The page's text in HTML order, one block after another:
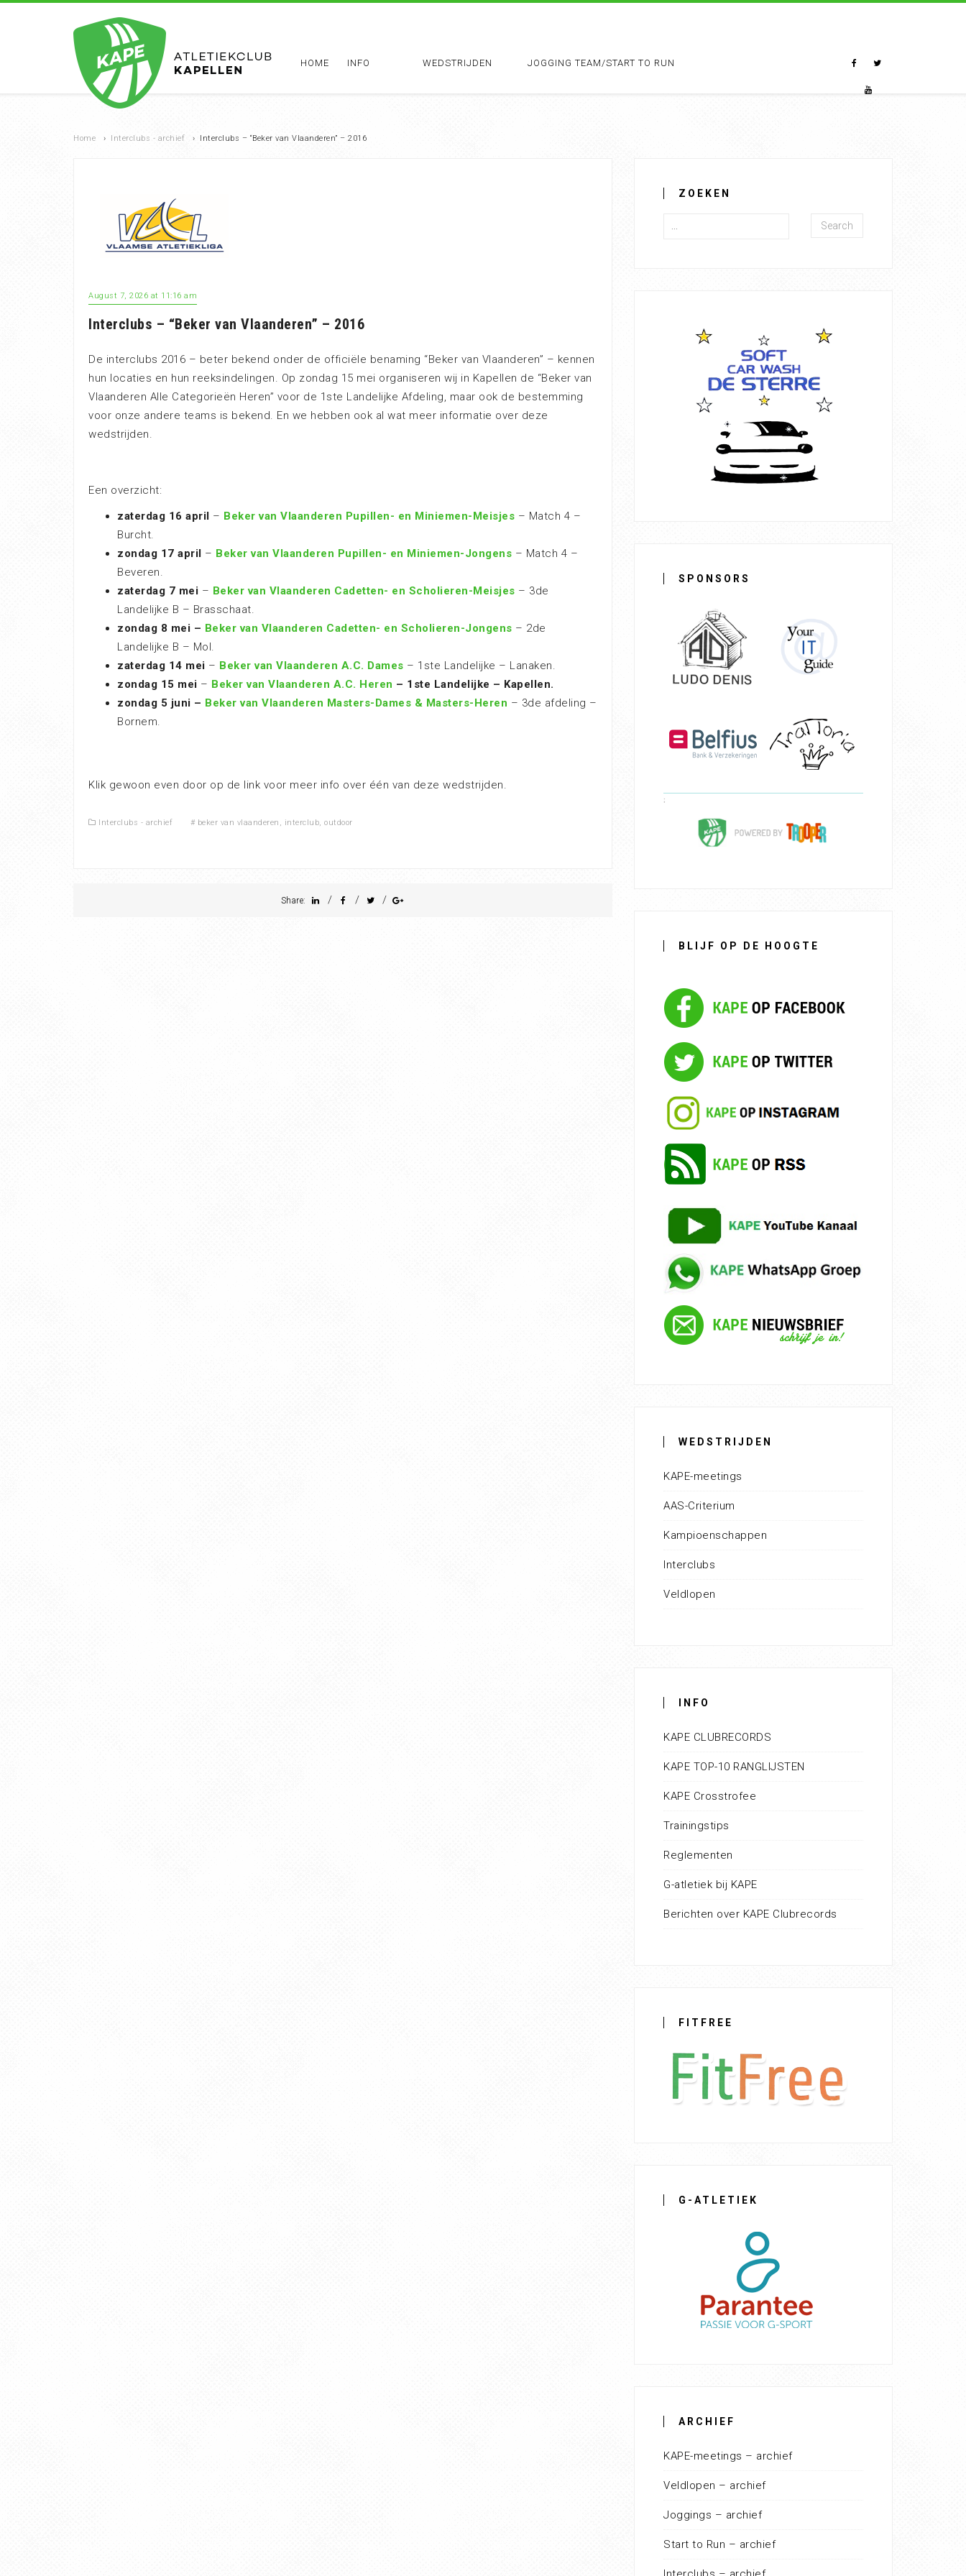
HOME INFO WEDSTRIJDEN JOGGING TEAM/START TO RUN
Home › Interclubs - archief › Interclubs – “Beker van Vlaanderen” – 2016
August 7, 2026 at 11:16 am
Interclubs – “Beker van Vlaanderen” – 2016
De interclubs 2016 – beter bekend onder de officiële benaming “Beker van Vlaanderen” – kennen
hun locaties en hun reeksindelingen. Op zondag 15 mei organiseren wij in Kapellen de “Beker van
Vlaanderen Alle Categorieën Heren” voor de 1ste Landelijke Afdeling, maar ook de bestemming
voor onze andere teams is bekend. En we hebben ook al wat meer informatie over deze
wedstrijden.
Een overzicht:
zaterdag 16 april – Beker van Vlaanderen Pupillen- en Miniemen-Meisjes – Match 4 –
Burcht.
zondag 17 april – Beker van Vlaanderen Pupillen- en Miniemen-Jongens – Match 4 –
Beveren.
zaterdag 7 mei – Beker van Vlaanderen Cadetten- en Scholieren-Meisjes – 3de
Landelijke B – Brasschaat.
zondag 8 mei – Beker van Vlaanderen Cadetten- en Scholieren-Jongens – 2de
Landelijke B – Mol.
zaterdag 14 mei – Beker van Vlaanderen A.C. Dames – 1ste Landelijke – Lanaken.
zondag 15 mei – Beker van Vlaanderen A.C. Heren – 1ste Landelijke – Kapellen.
zondag 5 juni – Beker van Vlaanderen Masters-Dames & Masters-Heren – 3de afdeling –
Bornem.
Klik gewoon even door op de link voor meer info over één van deze wedstrijden.
Interclubs - archief # beker van vlaanderen , interclub, outdoor
Share: / / /
ZOEKEN
Search
SPONSORS
BLIJF OP DE HOOGTE
WEDSTRIJDEN
KAPE-meetings
AAS-Criterium
Kampioenschappen
Interclubs
Veldlopen
INFO
KAPE CLUBRECORDS
KAPE TOP-10 RANGLIJSTEN
KAPE Crosstrofee
Trainingstips
Reglementen
G-atletiek bij KAPE
Berichten over KAPE Clubrecords
FITFREE
G-ATLETIEK
ARCHIEF
KAPE-meetings – archief
Veldlopen – archief
Joggings – archief
Start to Run – archief